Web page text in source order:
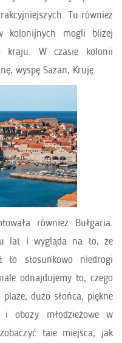
Tu również
kolonijnych mogli bliżej
kraju. W czasie kolonii
wyspę Sazan, Kruję.
również Bułgaria.
lat i wygląda na to, że
to stosunkowo niedrogi
odnajdujemy to, czego
plaże, dużo słońca, piękne
i obozy młodzieżowe w
taie miejsca, jak